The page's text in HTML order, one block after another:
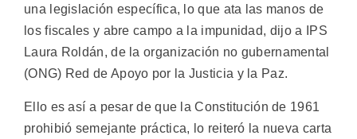
una legislación específica, lo que ata las manos de
los fiscales y abre campo a la impunidad, dijo a IPS
Laura Roldán, de la organización no gubernamental
(ONG) Red de Apoyo por la Justicia y la Paz.
Ello es así a pesar de que la Constitución de 1961
prohibió semejante práctica, lo reiteró la nueva carta